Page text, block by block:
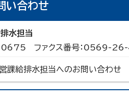
い合わせ
水担当
0675 ファクス番号：0569-
課給排水担当へのお問い合わせ